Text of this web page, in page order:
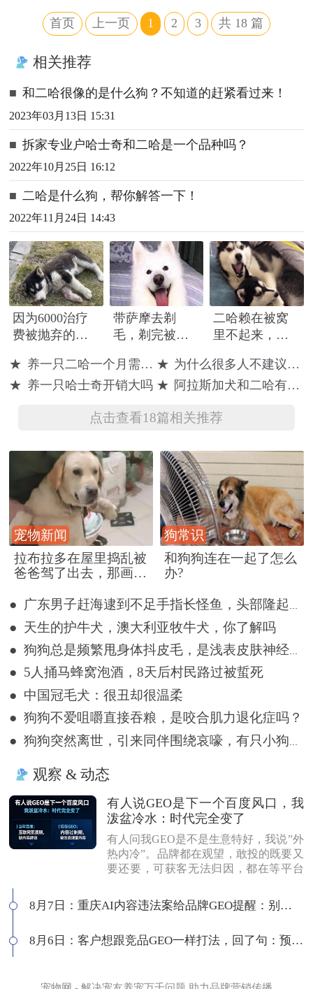
首页 上一页 1 2 3 共18 篇
相关推荐
■ 和二哈很像的是什么狗？不知道的赶紧看过来！
2023年03月13日 15:31
■ 拆家专业户哈士奇和二哈是一个品种吗？
2022年10月25日 16:12
■ 二哈是什么狗，帮你解答一下！
2022年11月24日 14:43
因为6000治疗
费被抛弃的哈
个月，它已经
成为纯纯二哈
带萨摩去剃
毛，剃完被二
人：家里沙发
看来保不住
二哈赖在被窝
里不起来，男
了被窝，却直
言打扰了
★ 养一只二哈一个月需要多少钱 ★ 为什么很多人不建议养哈士奇
★ 养一只哈士奇开销大吗 ★ 阿拉斯加犬和二哈有什么区别呢
点击查看18篇相关推荐
宠物新闻
拉布拉多在屋里捣乱被
爸爸驾了出去，那画面
狗常识
和狗狗连在一起了怎么
办?
● 广东男子赶海逮到不足手指长怪鱼，头部隆起像奥特曼
● 天生的护牛犬，澳大利亚牧牛犬，你了解吗
● 狗狗总是频繁甩身体抖皮毛，是浅表皮肤神经炎吗？
● 5人捅马蜂窝泡酒，8天后村民路过被蜇死
● 中国冠毛犬：很丑却很温柔
● 狗狗不爱咀嚼直接吞粮，是咬合肌力退化症吗？
观察 & 动态
有人说GEO是下一个百度风口，我
泼盆冷水：时代完全变了
有人问我GEO是不是生意特好，我说”外
热内冷”。品牌都在观望，敢投的既要又
要还要，可获客无法归因，都在等平台
的百度代理风口，我不认同：当年缺内
容，现在缺增量内容；当年用户好引
应商，拿A的问题问B，没点道行当场露
8月7日：重庆AI内容违法案给品牌GEO提醒：别把AI当挡箭牌
8月6日：客户想跟竞品GEO一样打法，回了句：预算够吗